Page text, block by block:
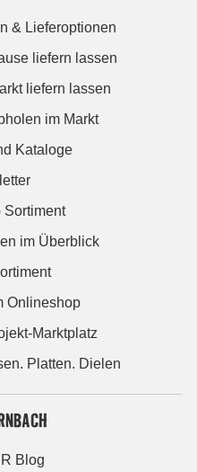
& Lieferoptionen
liefern lassen
liefern lassen
im Markt
Kataloge
Sortiment
im Überblick
Onlineshop
Marktplatz
Platten. Dielen
Blog